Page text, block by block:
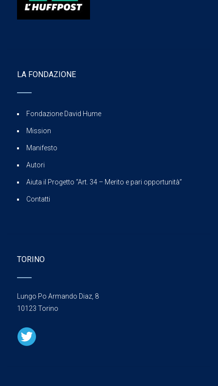
LA FONDAZIONE
Fondazione David Hume
Mission
Manifesto
Autori
Aiuta il Progetto “Art. 34 – Merito e pari opportunità”
Contatti
TORINO
Lungo Po Armando Diaz, 8
10123 Torino